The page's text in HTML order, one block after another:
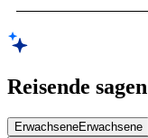
Reisende sagen
ErwachseneErwachsene